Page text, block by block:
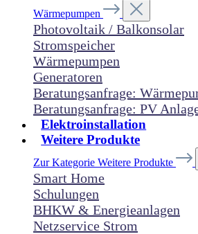
Wärmepumpen
Photovoltaik / Balkonsolar
Stromspeicher
Wärmepumpen
Generatoren
Beratungsanfrage:
Beratungsanfrage: PV
Elektroinstallation
Weitere Produkte
Zur Kategorie Weitere Produkte
Smart Home
Schulungen
BHKW & Energieanlagen
Netzservice Strom